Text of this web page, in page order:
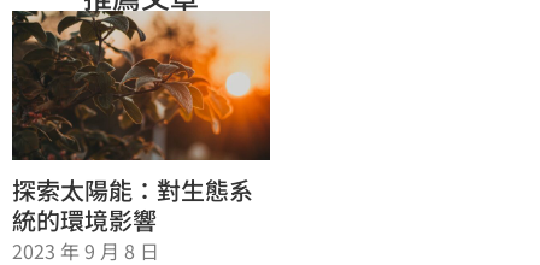
探索太陽能：對生態系
統的環境影響
2023 年 9 月 8 日